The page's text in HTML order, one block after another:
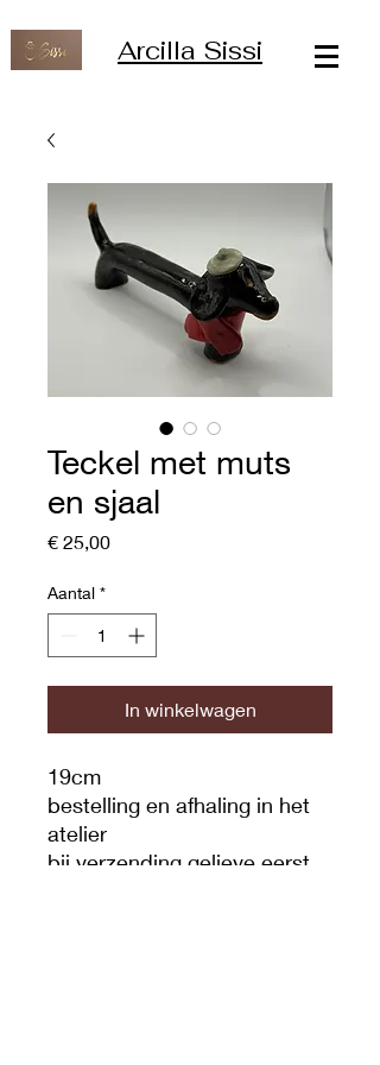
Arcilla Sissi
Teckel met muts
en sjaal
€ 25,00Prijs
Aantal *
In winkelwagen
19cm
bestelling en afhaling in het
atelier
bij verzending gelieve eerst